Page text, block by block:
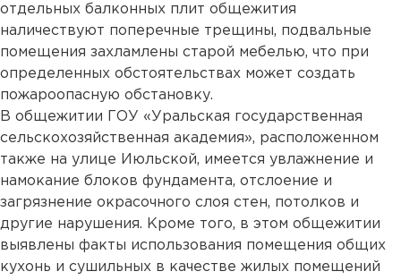
отдельных балконных плит общежития
наличествуют поперечные трещины, подвальные
помещения захламлены старой мебелью, что при
определенных обстоятельствах может создать
пожароопасную обстановку.
В общежитии ГОУ «Уральская государственная
сельскохозяйственная академия», расположенном
также на улице Июльской, имеется увлажнение и
намокание блоков фундамента, отслоение и
загрязнение окрасочного слоя стен, потолков и
другие нарушения. Кроме того, в этом общежитии
выявлены факты использования помещения общих
кухонь и сушильных в качестве жилых помещений